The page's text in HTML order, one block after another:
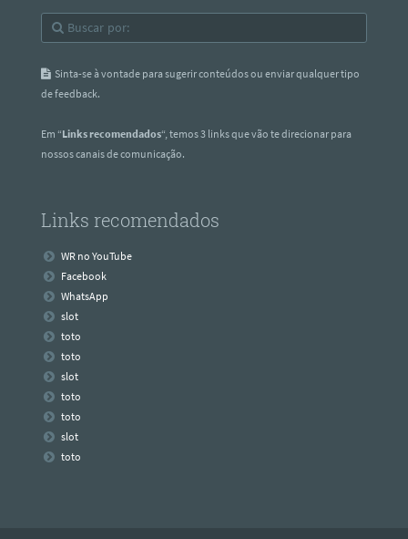
Sinta-se à vontade para sugerir conteúdos ou enviar qualquer tipo
de feedback.
Em “Links recomendados“, temos 3 links que vão te direcionar para
nossos canais de comunicação.
Links recomendados
WR no YouTube
Facebook
WhatsApp
slot
toto
toto
slot
toto
toto
slot
toto